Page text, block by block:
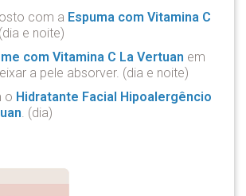
com a Espuma com Vitamina C
(dia e noite)
com Vitamina C La Vertuan em
a pele absorver. (dia e noite)
o Hidratante Facial Hipoalergêncio
. (dia)